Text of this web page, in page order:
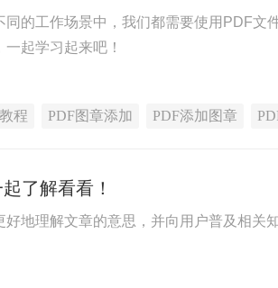
的工作场景中，我们都需要使用PDF文
起学习起来吧！
程 PDF图章添加 PDF添加图章
了解看看！
地理解文章的意思，并向用户普及相关